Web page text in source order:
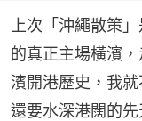
上次「沖繩散策
的真正主場橫濱
濱開港歷史，我
還要水深港闊的